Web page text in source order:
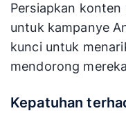
Persiapkan
untuk kampanye
kunci untuk
mendorong
Kepatuhan